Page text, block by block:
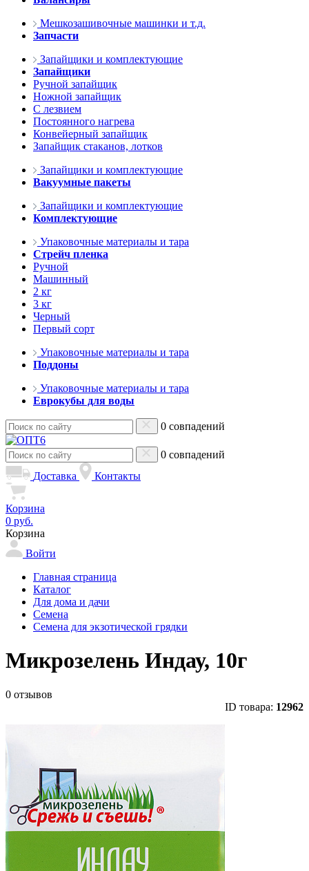
Мешкозашивочные машинки и т.д.
Запчасти
Запайщики и комплектующие
Запайщики
Ручной запайщик
Ножной запайщик
С лезвием
Постоянного нагрева
Конвейерный запайщик
Запайщик стаканов, лотков
Запайщики и комплектующие
Вакуумные пакеты
Запайщики и комплектующие
Комплектующие
Упаковочные материалы и тара
Стрейч пленка
Ручной
Машинный
2 кг
3 кг
Черный
Первый сорт
Упаковочные материалы и тара
Поддоны
Упаковочные материалы и тара
Еврокубы для воды
0 совпадений
0 совпадений
Доставка
Контакты
Корзина
0 руб.
Корзина
Войти
Главная страница
Каталог
Для дома и дачи
Семена
Семена для экзотической грядки
Микрозелень Индау, 10г
0 отзывов
ID товара: 12962